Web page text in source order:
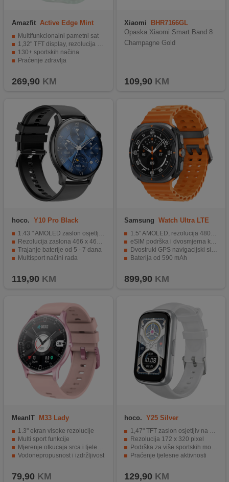
Amazfit Active Edge Mint
Multifunkcionalni pametni sat
1,32" TFT display, rezolucija 360 x 360 pixel
130+ sportskih načina
Praćenje zdravlja
269,90 KM
Xiaomi
BHR7166GL
Opaska Xiaomi Smart Band 8
Champagne Gold
109,90 KM
hoco. Y10 Pro Black
1.43 " AMOLED zaslon osjetljiv na dodir
Rezolucija zaslona 466 x 466 piksela
Trajanje baterije od 5 - 7 dana
Multisport načini rada
119,90 KM
Samsung Watch Ultra LTE
1.5" AMOLED, rezolucija 480 x 480
eSIM podrška i dvosmjerna komunikacija
Dvostruki GPS navigacijski sistem
Baterija od 590 mAh
899,90 KM
MeanIT M33 Lady
1.3" ekran visoke rezolucije
Multi sport funkcije
Mjerenje otkucaja srca i tjelesnih funkcija
Vodonepropusnost i izdržljivost
79,90 KM
hoco. Y25 Silver
1,47" TFT zaslon osjetljiv na dodir
Rezolucija 172 x 320 pixel
Podrška za više sportskih modova
Praćenje tjelesne aktivnosti
129,90 KM